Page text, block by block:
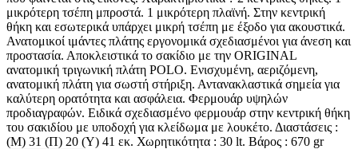
μικρότερη τσέπη μπροστά. 1 μικρότερη πλαϊνή. Στην κεντρική
θήκη και εσωτερικά υπάρχει μικρή τσέπη με έξοδο για ακουστικά.
Ανατομικοί ιμάντες πλάτης εργονομικά σχεδιασμένοι για άνεση και
προστασία. Αποκλειστικά το σακίδιο με την ORIGINAL
ανατομική τριγωνική πλάτη POLO. Ενισχυμένη, αεριζόμενη,
ανατομική πλάτη για σωστή στήριξη. Αντανακλαστικά σημεία για
καλύτερη ορατότητα και ασφάλεια. Φερμουάρ υψηλών
προδιαγραφών. Ειδικά σχεδιασμένο φερμουάρ στην κεντρική θήκη
του σακιδίου με υποδοχή για κλείδωμα με λουκέτο. Διαστάσεις :
(Μ) 31 (Π) 20 (Υ) 41 εκ. Χωρητικότητα : 30 lt. Βάρος : 670 gr